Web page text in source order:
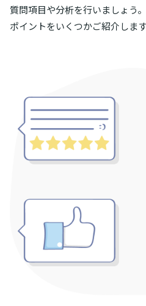
質問項目や分析を行いましょう
ポイントをいくつかご紹介します